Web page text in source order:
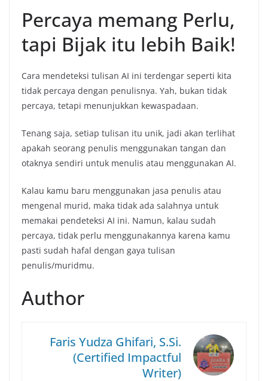
Percaya memang Perlu,
tapi Bijak itu lebih Baik!
Cara mendeteksi tulisan AI ini terdengar seperti kita
tidak percaya dengan penulisnya. Yah, bukan tidak
percaya, tetapi menunjukkan kewaspadaan.
Tenang saja, setiap tulisan itu unik, jadi akan terlihat
apakah seorang penulis menggunakan tangan dan
otaknya sendiri untuk menulis atau menggunakan AI.
Kalau kamu baru menggunakan jasa penulis atau
mengenal murid, maka tidak ada salahnya untuk
memakai pendeteksi AI ini. Namun, kalau sudah
percaya, tidak perlu menggunakannya karena kamu
pasti sudah hafal dengan gaya tulisan
penulis/muridmu.
Author
Faris Yudza Ghifari, S.Si.
(Certified Impactful
Writer)